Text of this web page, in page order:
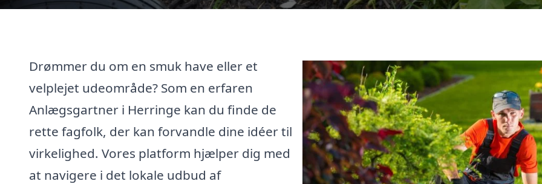
Drømmer du om en smuk have eller et
velplejet udeområde? Som en erfaren
Anlægsgartner i Herringe kan du finde de
rette fagfolk, der kan forvandle dine idéer til
virkelighed. Vores platform hjælper dig med
at navigere i det lokale udbud af